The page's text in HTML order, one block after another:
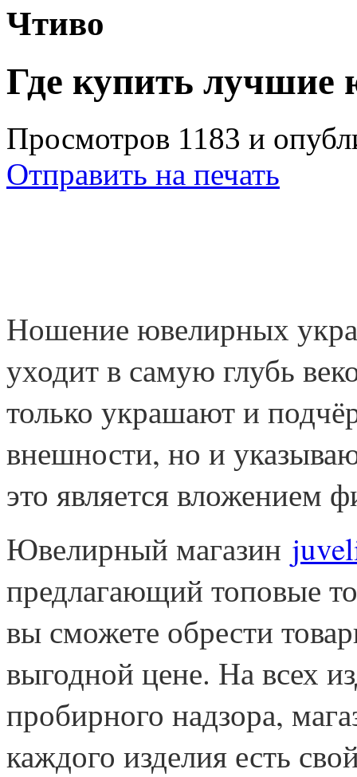
Чтиво
Где купить
Просмотров 1183 и
Отправить на печать
Ношение ювелирных
уходит в самую глубь
только украшают и
внешности, но и
это является вложением
Ювелирный магазин
предлагающий топовые
вы сможете обрести
выгодной цене. На всех
пробирного надзора,
каждого изделия есть